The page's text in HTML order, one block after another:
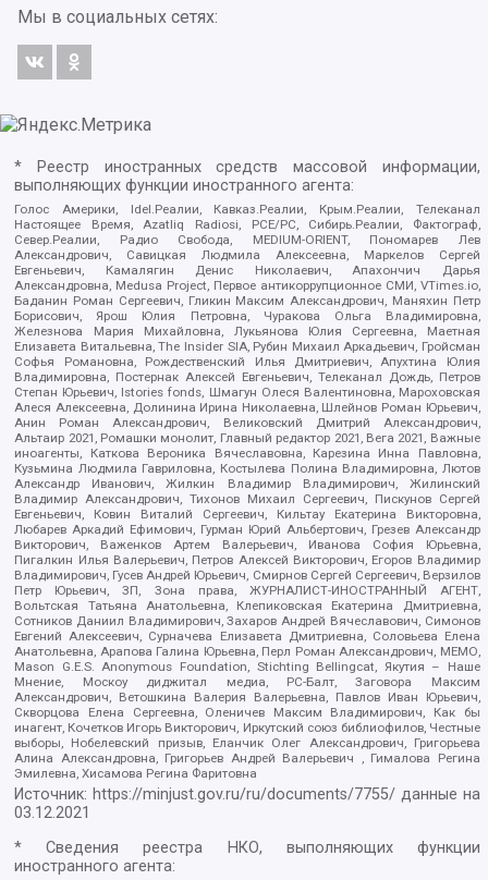
Мы в социальных сетях:
* Реестр иностранных средств массовой информации,
выполняющих функции иностранного агента:
Голос Америки, Idel.Реалии, Кавказ.Реалии, Крым.Реалии, Телеканал
Настоящее Время, Azatliq Radiosi, PCE/PC, Сибирь.Реалии, Фактограф,
Север.Реалии, Радио Свобода, MEDIUM-ORIENT, Пономарев Лев
Александрович, Савицкая Людмила Алексеевна, Маркелов Сергей
Евгеньевич, Камалягин Денис Николаевич, Апахончич Дарья
Александровна, Medusa Project, Первое антикоррупционное СМИ, VTimes.io,
Баданин Роман Сергеевич, Гликин Максим Александрович, Маняхин Петр
Борисович, Ярош Юлия Петровна, Чуракова Ольга Владимировна,
Железнова Мария Михайловна, Лукьянова Юлия Сергеевна, Маетная
Елизавета Витальевна, The Insider SIA, Рубин Михаил Аркадьевич, Гройсман
Софья Романовна, Рождественский Илья Дмитриевич, Апухтина Юлия
Владимировна, Постернак Алексей Евгеньевич, Телеканал Дождь, Петров
Степан Юрьевич, Istories fonds, Шмагун Олеся Валентиновна, Мароховская
Алеся Алексеевна, Долинина Ирина Николаевна, Шлейнов Роман Юрьевич,
Анин Роман Александрович, Великовский Дмитрий Александрович,
Альтаир 2021, Ромашки монолит, Главный редактор 2021, Вега 2021, Важные
иноагенты, Каткова Вероника Вячеславовна, Карезина Инна Павловна,
Кузьмина Людмила Гавриловна, Костылева Полина Владимировна, Лютов
Александр Иванович, Жилкин Владимир Владимирович, Жилинский
Владимир Александрович, Тихонов Михаил Сергеевич, Пискунов Сергей
Евгеньевич, Ковин Виталий Сергеевич, Кильтау Екатерина Викторовна,
Любарев Аркадий Ефимович, Гурман Юрий Альбертович, Грезев Александр
Викторович, Важенков Артем Валерьевич, Иванова София Юрьевна,
Пигалкин Илья Валерьевич, Петров Алексей Викторович, Егоров Владимир
Владимирович, Гусев Андрей Юрьевич, Смирнов Сергей Сергеевич, Верзилов
Петр Юрьевич, ЗП, Зона права, ЖУРНАЛИСТ-ИНОСТРАННЫЙ АГЕНТ,
Вольтская Татьяна Анатольевна, Клепиковская Екатерина Дмитриевна,
Сотников Даниил Владимирович, Захаров Андрей Вячеславович, Симонов
Евгений Алексеевич, Сурначева Елизавета Дмитриевна, Соловьева Елена
Анатольевна, Арапова Галина Юрьевна, Перл Роман Александрович, МЕМО,
Mason G.E.S. Anonymous Foundation, Stichting Bellingcat, Якутия – Наше
Мнение, Москоу диджитал медиа, РС-Балт, Заговора Максим
Александрович, Ветошкина Валерия Валерьевна, Павлов Иван Юрьевич,
Скворцова Елена Сергеевна, Оленичев Максим Владимирович, Как бы
инагент, Кочетков Игорь Викторович, Иркутский союз библиофилов, Честные
выборы, Нобелевский призыв, Еланчик Олег Александрович, Григорьева
Алина Александровна, Григорьев Андрей Валерьевич , Гималова Регина
Эмилевна, Хисамова Регина Фаритовна
Источник: https://minjust.gov.ru/ru/documents/7755/ данные на
03.12.2021
* Сведения реестра НКО, выполняющих функции
иностранного агента: